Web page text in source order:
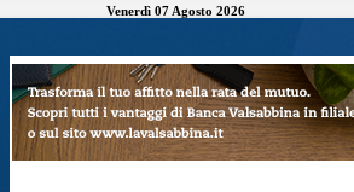
Venerdì 07 Agosto 2026